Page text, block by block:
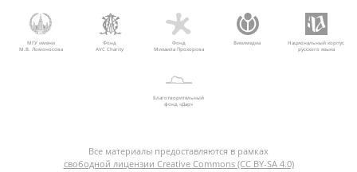
МГУ имени
М.В. Ломоносова
Фонд
AVC Charity
Фонд
Михаила Прохорова
Викимедиа
Национальный корпус
русского языка
Благотворительный
фонд «Дар»
Все материалы предоставляются в рамках
свободной лицензии Creative Commons (CC BY-SA 4.0)